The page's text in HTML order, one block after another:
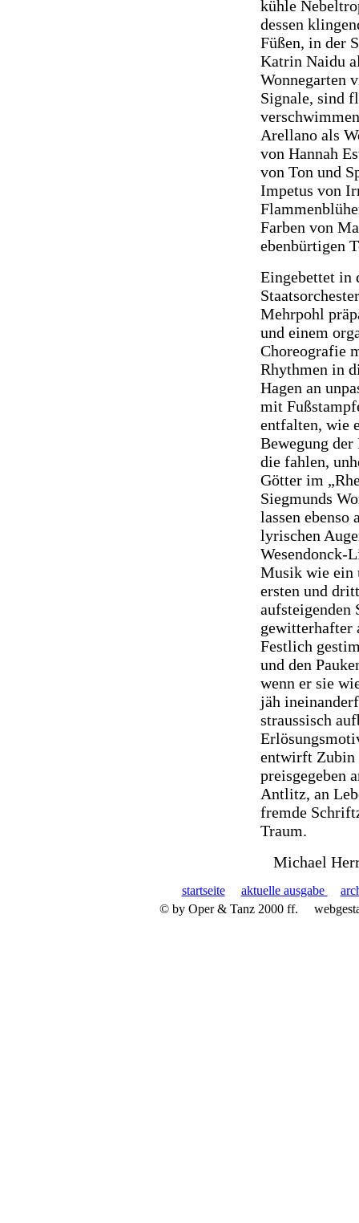
kühle
dessen
Füßen, in der
Katrin Naidu
Wonnegarten
Signale, sind
Arellano als
von Hannah
von Ton und
Impetus von
Farben von
ebenbürtigen
Eingebettet in
Mehrpohl
und einem
Choreografie
Rhythmen in
Hagen an
mit
entfalten, wie
Bewegung
die fahlen,
Götter im
Siegmunds
lassen ebenso
lyrischen
Wesendonck-
Musik wie ein
ersten und
aufsteigenden
gewitterhafter
Festlich
und den
wenn er sie
jäh
straussisch
entwirft Zubin
preisgegeben
Antlitz, an
fremde
Traum.
Michael
startseite aktuelle ausgabe
© by Oper & Tanz 2000 ff.